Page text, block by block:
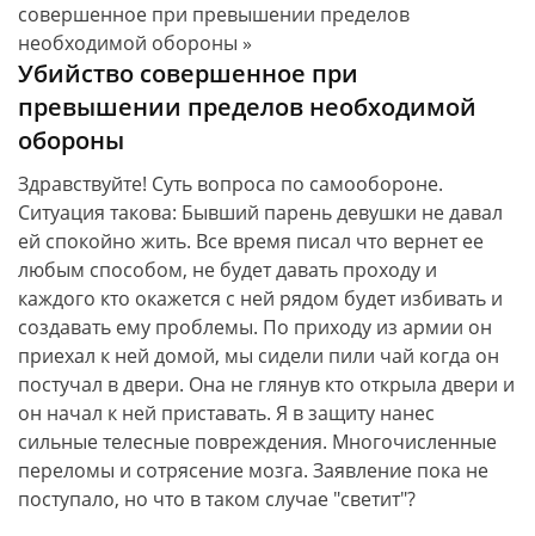
совершенное при превышении пределов
необходимой обороны »
Убийство совершенное при
превышении пределов необходимой
обороны
Здравствуйте! Суть вопроса по самообороне.
Ситуация такова: Бывший парень девушки не давал
ей спокойно жить. Все время писал что вернет ее
любым способом, не будет давать проходу и
каждого кто окажется с ней рядом будет избивать и
создавать ему проблемы. По приходу из армии он
приехал к ней домой, мы сидели пили чай когда он
постучал в двери. Она не глянув кто открыла двери и
он начал к ней приставать. Я в защиту нанес
сильные телесные повреждения. Многочисленные
переломы и сотрясение мозга. Заявление пока не
поступало, но что в таком случае "светит"?